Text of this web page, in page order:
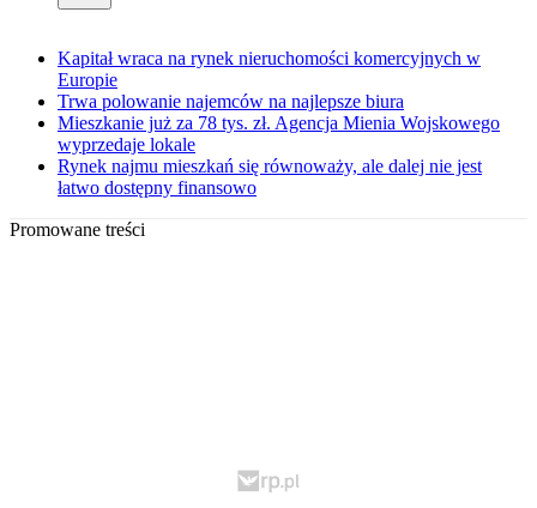
Kapitał wraca na rynek nieruchomości komercyjnych w
Europie
Trwa polowanie najemców na najlepsze biura
Mieszkanie już za 78 tys. zł. Agencja Mienia Wojskowego
wyprzedaje lokale
Rynek najmu mieszkań się równoważy, ale dalej nie jest
łatwo dostępny finansowo
Promowane treści